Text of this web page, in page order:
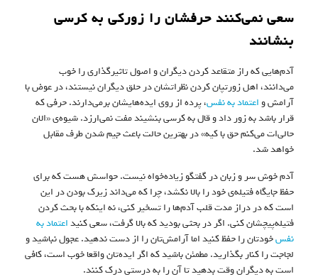
سعی نمی‌کنند حرفشان را زورکی به کرسی
بنشانند
آدم‌هایی که راز متقاعد کردن دیگران و اصول تاثیرگذاری را خوب
می‌دانند، اهل زورتپان کردن نظراتشان در حلق دیگران نیستند، در عوض با
آرامش واعتماد به نفس، پرده از روی ایده‌هایشان برمی‌دارند. حرفی که
قرار باشد به زور داد و قال به کرسی بنشیند مفت نمی‌ارزد. شیوه‌ی «الان
حالی‌ات می‌کنم حق با کیه» در بهترین حالت باعث جیم شدن طرف مقابل
خواهد شد.
آدم خوش سر و زبان در گفتگو زیاده‌خواه نیست. حواسش هست که برای
حفظ جایگاه فتیله‌‌ی خود را بالا نکشد، چرا که می‌داند زیرک بودن در این
است که در دراز مدت قلب آدم‌ها را تسخیر کنی، نه اینکه با بحث کردن
فتیله‌پیچشان کنی. اگر در بحثی بودید که بالا گرفت، سعی کنیداعتماد به
نفسخودتان را حفظ کنید اما آرامش‌تان را از دست ندهید. عجول نباشید و
لجاجت را کنار بگذارید. مطمئن باشید که اگر ایده‌تان واقعا خوب است، کافی‌
است به دیگران وقت بدهید تا آن‌ را به درستی درک کنند.